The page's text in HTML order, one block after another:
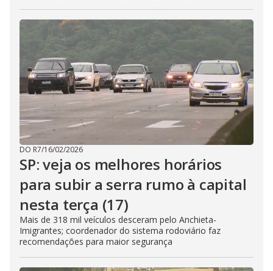
DO R7/16/02/2026
SP: veja os melhores horários
para subir a serra rumo à capital
nesta terça (17)
Mais de 318 mil veículos desceram pelo Anchieta-
Imigrantes; coordenador do sistema rodoviário faz
recomendações para maior segurança